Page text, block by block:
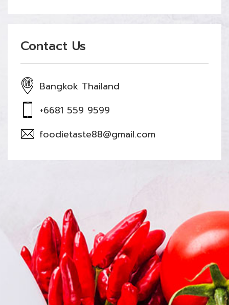
Contact Us
Bangkok Thailand
+6681 559 9599
foodietaste88@gmail.com